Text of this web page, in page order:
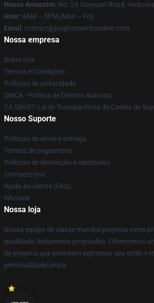
Nosso Armazém: No. 29 Xueyuan Road,
Hour: 9AM – 5PM (Mon – Fri)
Email : contact@junjiitomerchandise.com
Nossa empresa
Sobre nós
Termos e Condições
Políticas de privacidade
DMCA - Política de Direitos Autorais
CA SB657: Lei de Transparência de Cadeia de
Nosso Suporte
Políticas de envio e entrega
Termos de pagamento
Políticas de devolução e reembolso
Contacte-nos
Ajuda ao cliente (FAQ)
Whosale
Nossa loja
Nossa equipe de classe mundial projetou estes
qualidade, lindamente projetados. Oferecemos
de projetos que permitem expressar seu estilo e
personalidade única.